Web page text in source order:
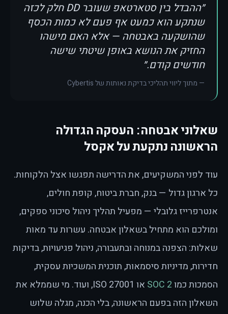
״ההבדל בין סטארטאפ שעובר DD חלק לכזה
שנתקע הוא כמעט אף פעם לא כמות הכסף
שהושקעה באבטחה — אלא האם מישהו
החזיק את הנושא באופן שיטתי שישה
חודשים קודם.״
— מתוך ליווי תהליכי בדיקת נאותות של Cybertis
שאלוני אבטחה: העסקה הגדולה
הראשונה נתקעת על אקסל
עוד לפני המשקיעים, את הדרישה תפגשו אצל הלקוחות.
כל ארגון גדול — בנק, חברת ביטוח, קופת חולים,
אנטרפרייז גלובלי — מפעיל תהליך ניהול סיכוני ספקים,
ומולכם הוא מתחיל בשאלון אבטחה. עשרות עד מאות
שאלות: הצפנה במנוחה ובתעבורה, ניהול פגיעויות, בדיקות
חדירות, מדיניות סיסמאות, תוכנית המשכיות עסקית,
הסמכות כמוSOC 2
או ISO 27001, ועוד. מי שממלא את
השאלון הזה בפעם הראשונה, בלי הכנה, מגלה שלוש